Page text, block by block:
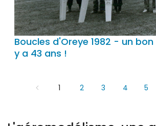
Boucles d'Oreye 1982 - un
y a 43 ans !
1 2 3 4 5